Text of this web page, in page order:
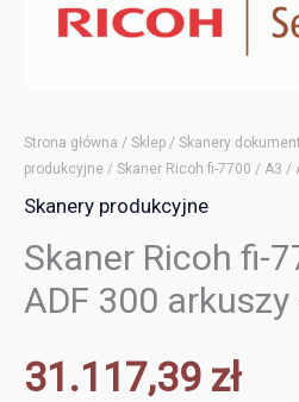
Strona główna / Sklep / Skanery
produkcyjne / Skaner Ricoh fi-7700 / A3 /
Skanery produkcyjne
Skaner Ricoh fi-
ADF 300
31.117,39 zł